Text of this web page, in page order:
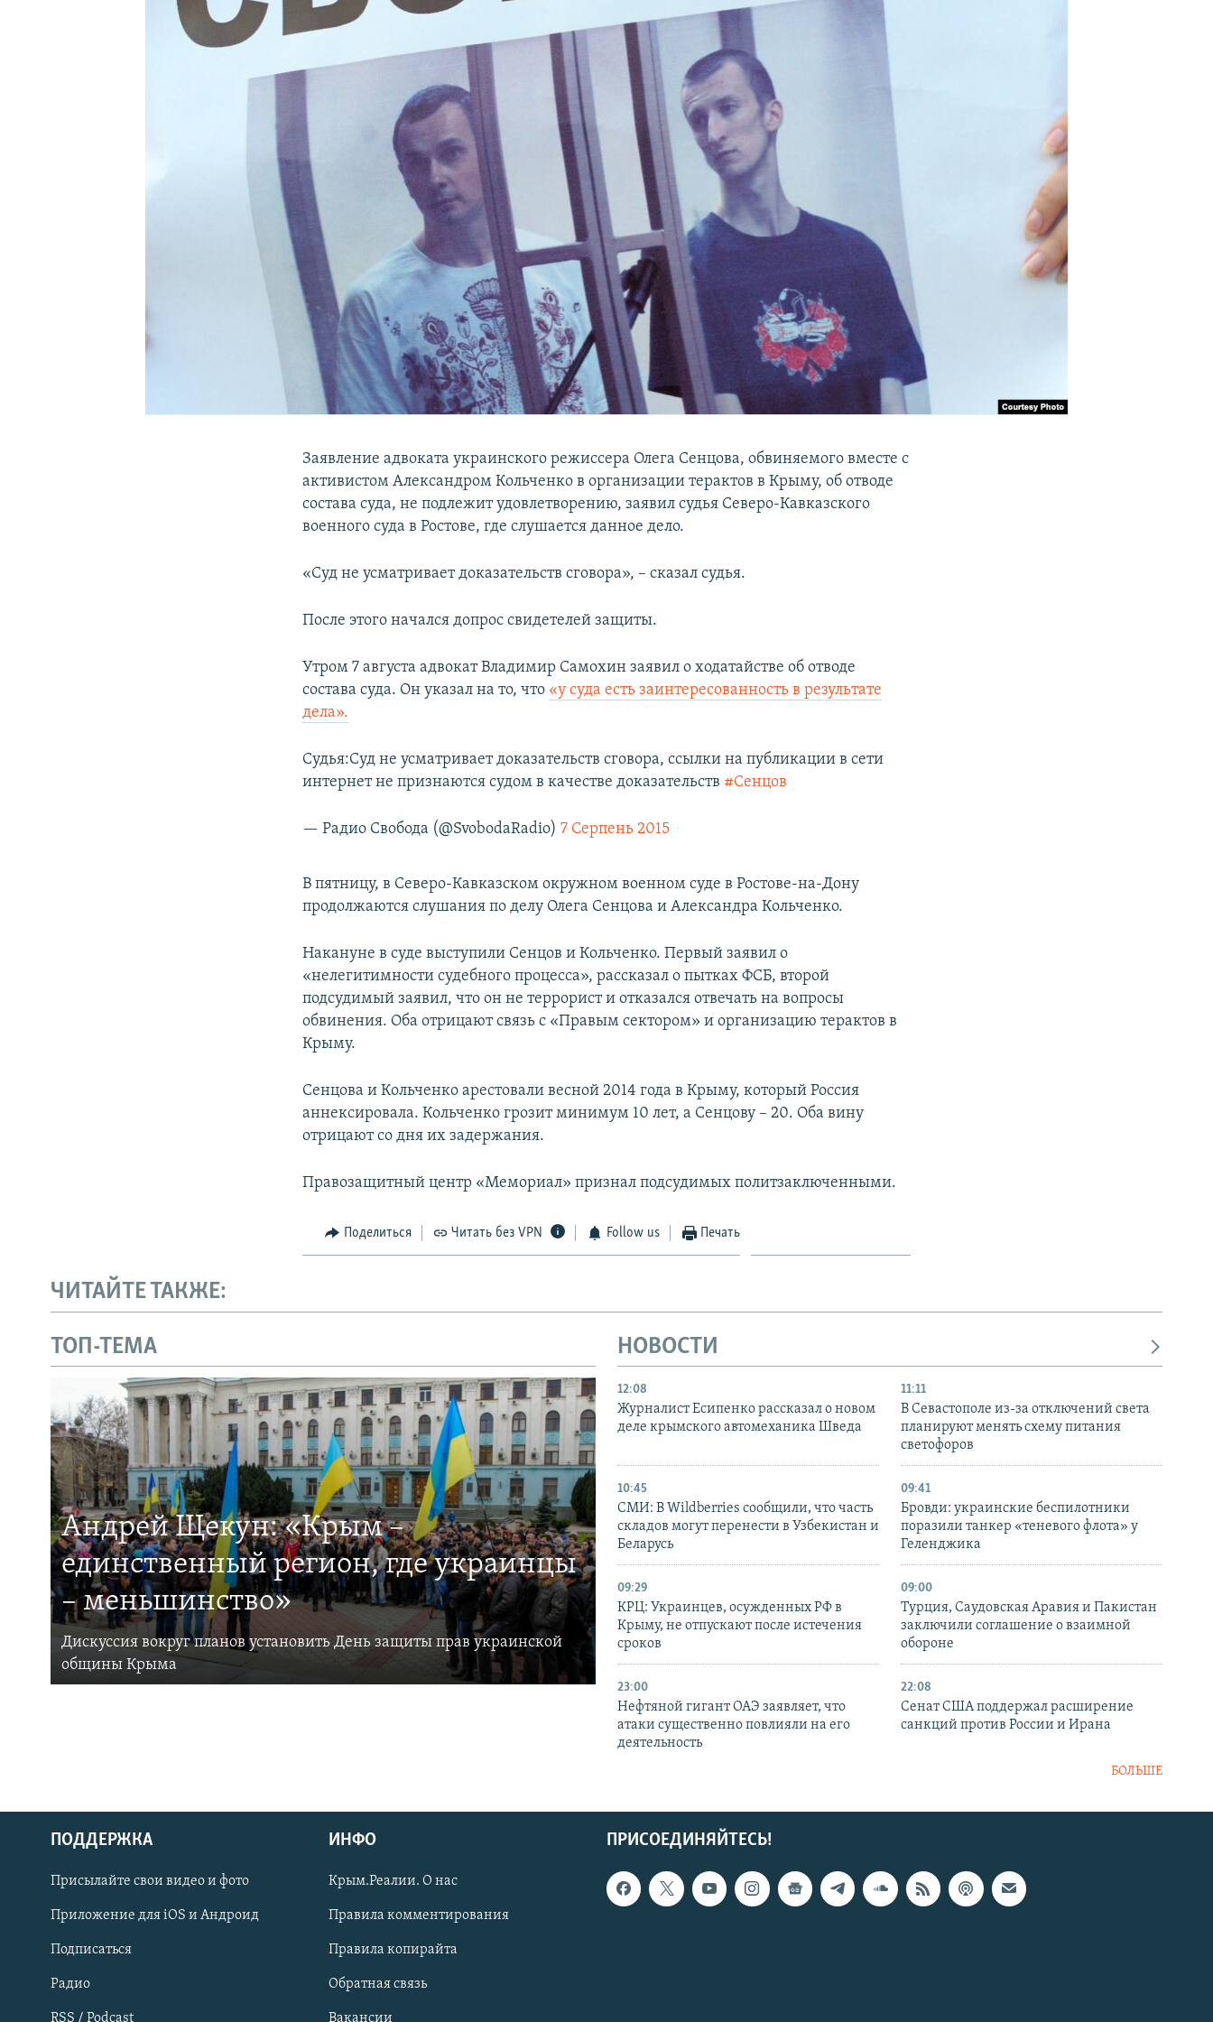
Українською
Qırımtatar
ПРИСОЕДИНЯЙТЕСЬ!
Заявление адвоката украинского режиссера Олега Сенцова, обвиняемого вместе с
активистом Александром Кольченко в организации терактов в Крыму, об отводе
состава суда, не подлежит удовлетворению, заявил судья Северо-Кавказского
военного суда в Ростове, где слушается данное дело.
«Суд не усматривает доказательств сговора», – сказал судья.
После этого начался допрос свидетелей защиты.
Утром 7 августа адвокат Владимир Самохин заявил о ходатайстве об отводе
состава суда. Он указал на то, что «у суда есть заинтересованность в результате
дела».
Судья:Суд не усматривает доказательств сговора, ссылки на публикации в сети
интернет не признаются судом в качестве доказательств #Сенцов
— Радио Свобода (@SvobodaRadio)7 Серпень 2015
В пятницу, в Северо-Кавказском окружном военном суде в Ростове-на-Дону
продолжаются слушания по делу Олега Сенцова и Александра Кольченко.
Накануне в суде выступили Сенцов и Кольченко. Первый заявил о
«нелегитимности судебного процесса», рассказал о пытках ФСБ, второй
подсудимый заявил, что он не террорист и отказался отвечать на вопросы
обвинения. Оба отрицают связь с «Правым сектором» и организацию терактов в
Крыму.
Сенцова и Кольченко арестовали весной 2014 года в Крыму, который Россия
аннексировала. Кольченко грозит минимум 10 лет, а Сенцову – 20. Оба вину
отрицают со дня их задержания.
Правозащитный центр «Мемориал» признал подсудимых политзаключенными.
Поделиться Читать без VPN Follow us Печать
ЧИТАЙТЕ ТАКЖЕ:
ТОП-ТЕМА
Андрей Щекун: «Крым –
единственный регион, где украинцы
– меньшинство»
Дискуссия вокруг планов установить День защиты прав украинской
общины Крыма
НОВОСТИ
12:08
Журналист Есипенко рассказал о новом
деле крымского автомеханика Шведа
11:11
В Севастополе из-за отключений света
планируют менять схему питания
светофоров
10:45
СМИ: В Wildberries сообщили, что часть
складов могут перенести в Узбекистан и
Беларусь
09:41
Бровди: украинские беспилотники
поразили танкер «теневого флота» у
Геленджика
09:29
КРЦ: Украинцев, осужденных РФ в
Крыму, не отпускают после истечения
сроков
09:00
Турция, Саудовская Аравия и Пакистан
заключили соглашение о взаимной
обороне
23:00
Нефтяной гигант ОАЭ заявляет, что
атаки существенно повлияли на его
деятельность
22:08
Сенат США поддержал расширение
санкций против России и Ирана
БОЛЬШЕ
ПРИСОЕДИНЯЙТЕСЬ!
ПОДДЕРЖКА
Присылайте свои видео и фото
Приложение для iOS и Андроид
Подписаться
Радио
RSS / Podcast
ИНФО
Крым.Реалии. О нас
Правила комментирования
Правила копирайта
Обратная связь
Вакансии